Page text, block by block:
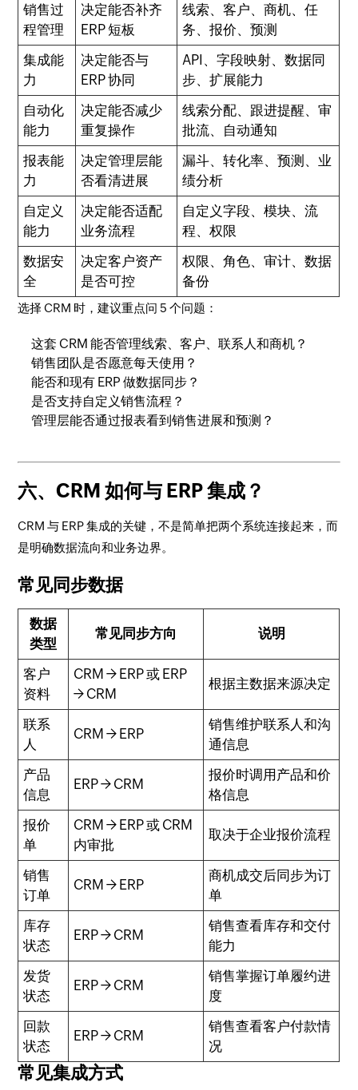
销售过
程管理
决定能否补齐
ERP 短板
线索、客户、商机、任
务、报价、预测
集成能
力
决定能否与
ERP 协同
API、字段映射、数据同
步、扩展能力
自动化
能力
决定能否减少
重复操作
线索分配、跟进提醒、审
批流、自动通知
报表能
力
决定管理层能
否看清进展
漏斗、转化率、预测、业
绩分析
自定义
能力
决定能否适配
业务流程
自定义字段、模块、流
程、权限
数据安
全
决定客户资产
是否可控
权限、角色、审计、数据
备份
选择 CRM 时，建议重点问 5 个问题：
这套 CRM 能否管理线索、客户、联系人和商机？
销售团队是否愿意每天使用？
能否和现有 ERP 做数据同步？
是否支持自定义销售流程？
管理层能否通过报表看到销售进展和预测？
六、CRM 如何与 ERP 集成？
CRM 与 ERP 集成的关键，不是简单把两个系统连接起来，而
是明确数据流向和业务边界。
常见同步数据
数据
类型
常见同步方向 说明
客户
资料
CRM → ERP 或 ERP
→ CRM
根据主数据来源决定
联系
人
CRM → ERP
销售维护联系人和沟
通信息
产品
信息
ERP → CRM
报价时调用产品和价
格信息
报价
单
CRM → ERP 或 CRM
内审批
取决于企业报价流程
销售
订单
CRM → ERP
商机成交后同步为订
单
库存
状态
ERP → CRM
销售查看库存和交付
能力
发货
状态
ERP → CRM
销售掌握订单履约进
度
回款
状态
ERP → CRM
销售查看客户付款情
况
常见集成方式